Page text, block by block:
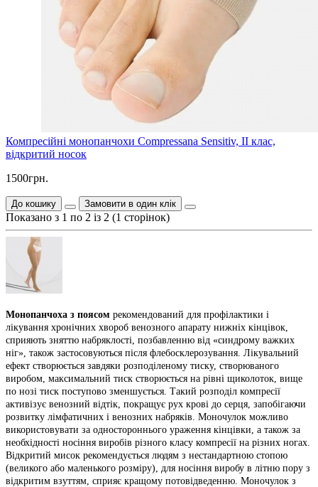
Компресійні монопанчохи Compressana Sensitiv, II клас,
відкритий носок
1500грн.
До кошику Замовити в один клік
Показано з 1 по 2 із 2 (1 сторінок)
Монопанчоха з поясом рекомендований для профілактики і
лікування хронічних хвороб венозного апарату нижніх кінцівок,
сприяють зняттю набряклості, позбавленню від «синдрому важких
ніг», також застосовуються після флебосклерозування. Лікувальний
ефект створюється завдяки розподіленому тиску, створюваного
виробом, максимальний тиск створюється на рівні щиколоток, вище
по нозі тиск поступово зменшується. Такий розподіл компресії
активізує венозний відтік, покращує рух крові до серця, запобігаючи
розвитку лімфатичних і венозних набряків. Моночулок можливо
використовувати за одностороннього ураження кінцівки, а також за
необхідності носіння виробів різного класу компресії на різних ногах.
Відкритий мисок рекомендується людям з нестандартною стопою
(великого або маленького розміру), для носіння виробу в літню пору з
відкритим взуттям, сприяє кращому потовідведенню. Моночулок з